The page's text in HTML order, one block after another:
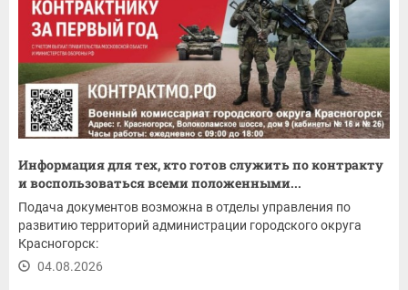
Информация для тех, кто готов служить по контракту
и воспользоваться всеми положенными...
Подача документов возможна в отделы управления по
развитию территорий администрации городского округа
Красногорск:
04.08.2026